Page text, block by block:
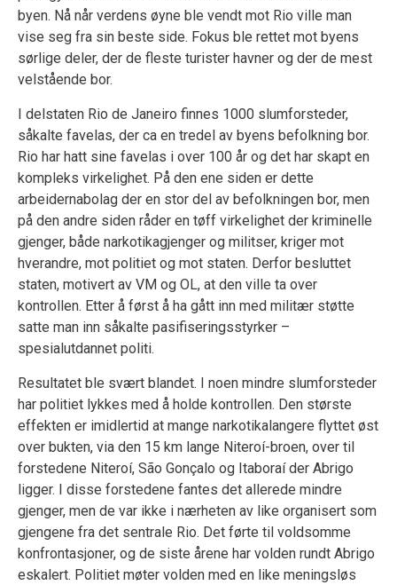
byen. Nå når verdens øyne ble vendt mot Rio ville man
vise seg fra sin beste side. Fokus ble rettet mot byens
sørlige deler, der de fleste turister havner og der de mest
velstående bor.
I delstaten Rio de Janeiro finnes 1000 slumforsteder,
såkalte favelas, der ca en tredel av byens befolkning bor.
Rio har hatt sine favelas i over 100 år og det har skapt en
kompleks virkelighet. På den ene siden er dette
arbeidernabolag der en stor del av befolkningen bor, men
på den andre siden råder en tøff virkelighet der kriminelle
gjenger, både narkotikagjenger og militser, kriger mot
hverandre, mot politiet og mot staten. Derfor besluttet
staten, motivert av VM og OL, at den ville ta over
kontrollen. Etter å først å ha gått inn med militær støtte
satte man inn såkalte pasifiseringsstyrker –
spesialutdannet politi.
Resultatet ble svært blandet. I noen mindre slumforsteder
har politiet lykkes med å holde kontrollen. Den største
effekten er imidlertid at mange narkotikalangere flyttet øst
over bukten, via den 15 km lange Niteroí-broen, over til
forstedene Niteroí, São Gonçalo og Itaboraí der Abrigo
ligger. I disse forstedene fantes det allerede mindre
gjenger, men de var ikke i nærheten av like organisert som
gjengene fra det sentrale Rio. Det førte til voldsomme
konfrontasjoner, og de siste årene har volden rundt Abrigo
eskalert. Politiet møter volden med en like meningsløs